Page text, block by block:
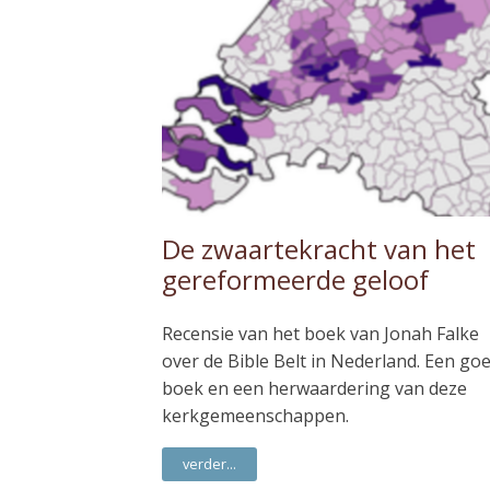
De zwaartekracht van het
gereformeerde geloof
Recensie van het boek van Jonah Falke
over de Bible Belt in Nederland. Een
boek en een herwaardering van deze
kerkgemeenschappen.
verder...